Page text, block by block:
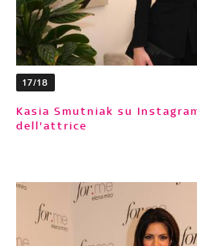
17/18
Kasia Smutniak su Instagram: le foto più belle
dell'attrice